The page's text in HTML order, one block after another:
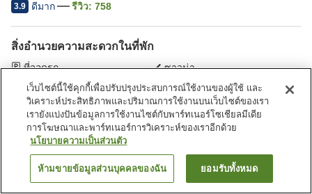
3.9 ดีมาก รีวิว: 758
สิ่งอำนวยความสะดวกในที่พัก
ที่จอดรถ
ซาวน่า
ร้านอาหาร
ร้านค้า
หน้าแรก ญี่ปุ่น ฟุกุอิ
นครอาวาระ
Oedo Onsen Monogatari Awara
ค้นหาห้องพัก
เว็บไซต์นี้ใช้คุกกี้เพื่อปรับปรุงประสบการณ์ใช้งานของผู้ใช้ และ
วิเคราะห์ประสิทธิภาพและปริมาณการใช้งานบนเว็บไซต์ของเรา
เรายังแบ่งปันข้อมูลการใช้งานไซต์กับพาร์ทเนอร์โซเชียลมีเดีย
การโฆษณาและพาร์ทเนอร์การวิเคราะห์ของเราอีกด้วย
นโยบายความเป็นส่วนตัว
ห้ามขายข้อมูลส่วนบุคคลของฉัน ยอมรับทั้งหมด